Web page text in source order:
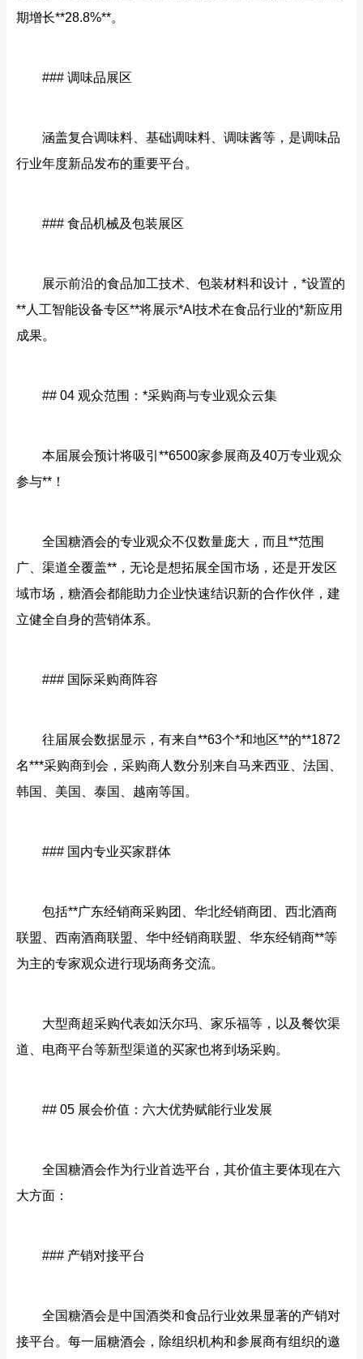
期增长**28.8%**。
### 调味品展区
涵盖复合调味料、基础调味料、调味酱等，是调味品
行业年度新品发布的重要平台。
### 食品机械及包装展区
展示前沿的食品加工技术、包装材料和设计，*设置的
**人工智能设备专区**将展示*AI技术在食品行业的*新应用
成果。
## 04 观众范围：*采购商与专业观众云集
本届展会预计将吸引**6500家参展商及40万专业观众
参与**！
全国糖酒会的专业观众不仅数量庞大，而且**范围
广、渠道全覆盖**，无论是想拓展全国市场，还是开发区
域市场，糖酒会都能助力企业快速结识新的合作伙伴，建
立健全自身的营销体系。
### 国际采购商阵容
往届展会数据显示，有来自**63个*和地区**的**1872
名***采购商到会，采购商人数分别来自马来西亚、法国、
韩国、美国、泰国、越南等国。
### 国内专业买家群体
包括**广东经销商采购团、华北经销商团、西北酒商
联盟、西南酒商联盟、华中经销商联盟、华东经销商**等
为主的专家观众进行现场商务交流。
大型商超采购代表如沃尔玛、家乐福等，以及餐饮渠
道、电商平台等新型渠道的买家也将到场采购。
## 05 展会价值：六大优势赋能行业发展
全国糖酒会作为行业首选平台，其价值主要体现在六
大方面：
### 产销对接平台
全国糖酒会是中国酒类和食品行业效果显著的产销对
接平台。每一届糖酒会，除组织机构和参展商有组织的邀